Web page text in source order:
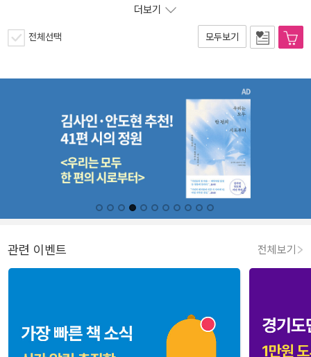
더보기
전체선택 모두보기
관련 이벤트 전체보기